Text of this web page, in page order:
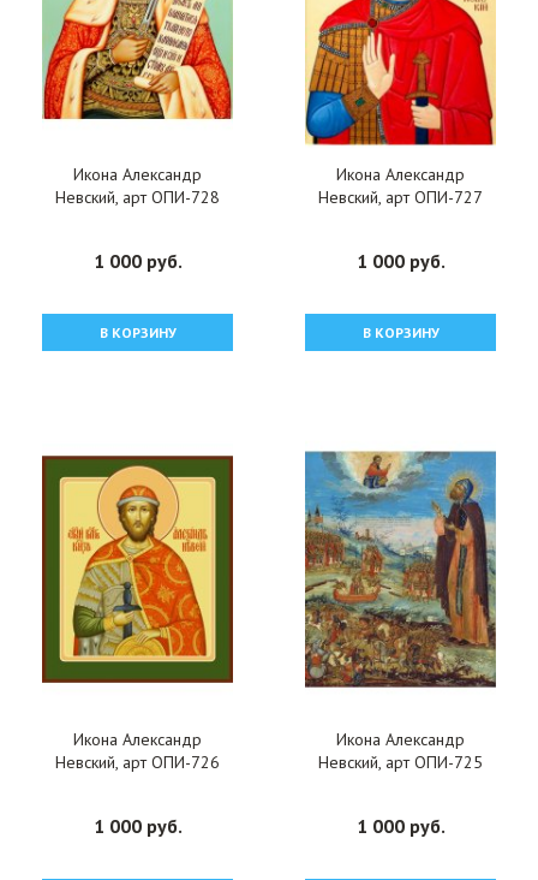
Икона Александр
Невский, арт ОПИ-728
1 000 руб.
В КОРЗИНУ
Икона Александр
Невский, арт ОПИ-727
1 000 руб.
В КОРЗИНУ
Икона Александр
Невский, арт ОПИ-726
1 000 руб.
Икона Александр
Невский, арт ОПИ-725
1 000 руб.